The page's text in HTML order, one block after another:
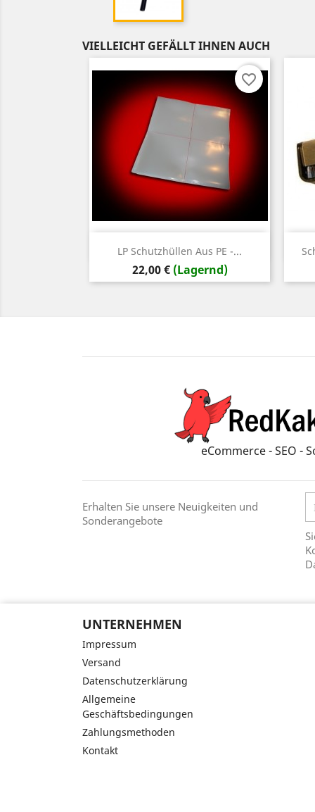
VIELLEICHT GEFÄLLT IHNEN AUCH
LP Schutzhüllen Aus PE -...
Preis
22,00 € (Lagernd)
Vorschau
favorite_border
eCommerce - SEO -
Erhalten Sie unsere Neuigkeiten und
Sonderangebote
UNTERNEHMEN
Impressum
Versand
Datenschutzerklärung
Allgemeine
Geschäftsbedingungen
Zahlungsmethoden
Kontakt